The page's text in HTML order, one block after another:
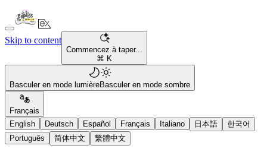
Skip to content
Commencez à taper...
⌘ K
Basculer en mode lumièreBasculer en mode sombre
Français
English
Deutsch Español Français Italiano 日本語
한국어
Português
简体中文 繁體中文